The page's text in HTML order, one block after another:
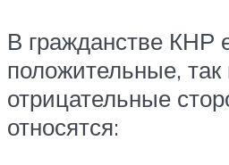
В гражданстве КНР
положительные, так
отрицательные
относятся: